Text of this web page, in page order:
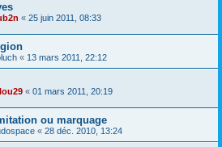
« 25 juin 2011, 08:33
« 13 mars 2011, 22:12
« 01 mars 2011, 20:19
ou marquage
« 28 déc. 2010, 13:24